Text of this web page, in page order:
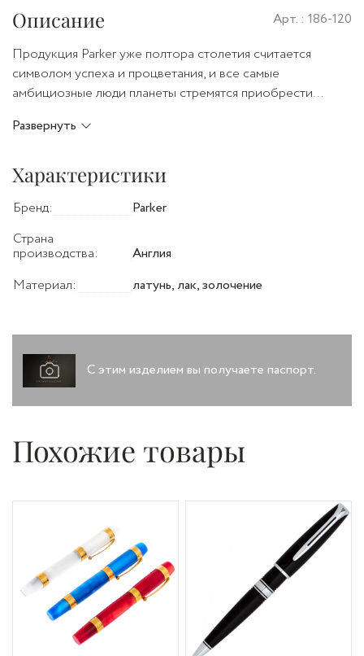
Описание Арт. : 186-120
Продукция Parker уже полтора столетия считается
символом успеха и процветания, и все самые
амбициозные люди планеты стремятся приобрести
Паркер - не просто принадлежности для письма, это
Если бизнесмен подписывает такой ручкой деловой
контракт, значит, дела идут очень хорошо, поэтому с его
компанией выгодно иметь дело. И когда мы покупаем или
получаем в сувенир ручки Parker, мы верим, что
достигнем цели жизни и реализуем самые дерзкие мечты.
Развернуть
Характеристики
Бренд:
Parker
Страна
производства:
Англия
Материал:
латунь, лак, золочение
С этим изделием вы получаете паспорт.
Похожие товары